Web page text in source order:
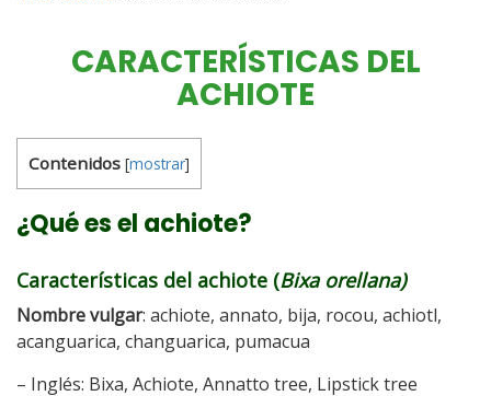
CARACTERÍSTICAS DEL
ACHIOTE
Contenidos [mostrar]
¿Qué es el achiote?
Características del achiote (Bixa orellana)
Nombre vulgar: achiote, annato, bija, rocou, achiotl,
acanguarica, changuarica, pumacua
– Inglés: Bixa, Achiote, Annatto tree, Lipstick tree